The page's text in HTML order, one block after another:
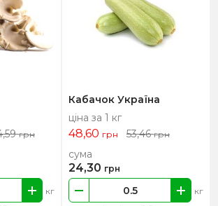
грн
кг
Кабачок Україна
ціна за 1 кг
48,60 грн 53,46грн
кг
сума
24,30 грн